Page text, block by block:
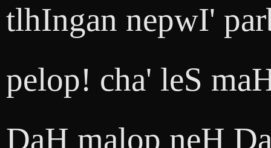
tlhIngan nepwI'
pelop! cha' leS
DaH malop neH